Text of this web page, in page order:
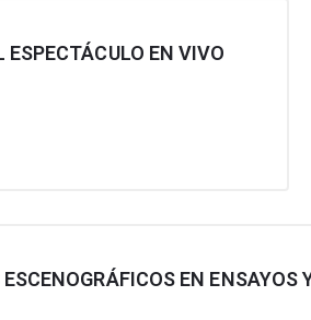
EN VIVO